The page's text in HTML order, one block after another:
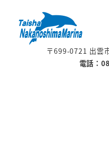
〒699-0721 出雲
電話：